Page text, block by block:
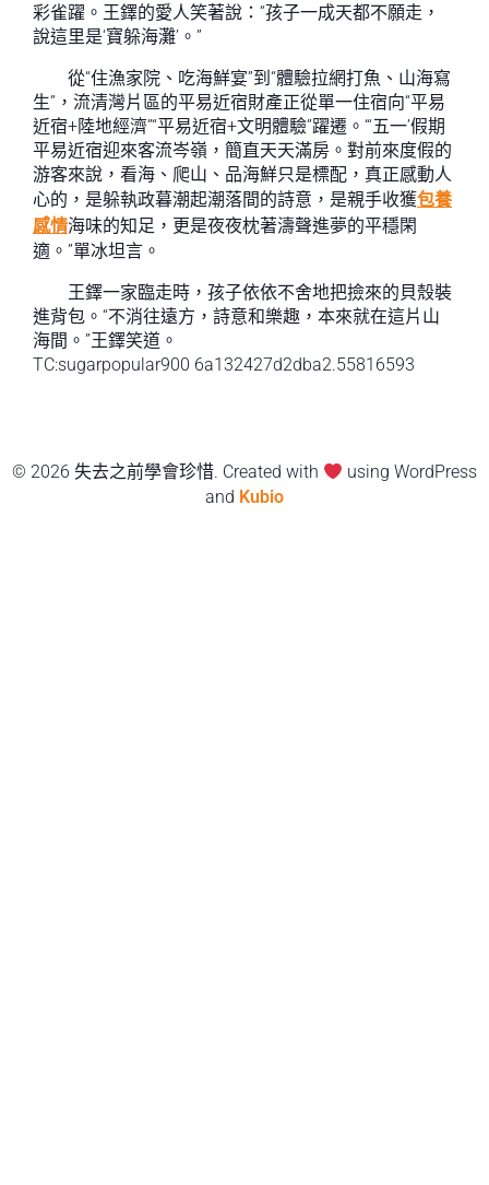
彩雀躍。王鐸的愛人笑著說：“孩子一成天都不願走，
說這里是‘寶躲海灘’。”
從“住漁家院、吃海鮮宴”到“體驗拉網打魚、山海寫
生”，流清灣片區的平易近宿財產正從單一住宿向“平易
近宿+陸地經濟”“平易近宿+文明體驗”躍遷。“‘五一’假期
平易近宿迎來客流岑嶺，簡直天天滿房。對前來度假的
游客來說，看海、爬山、品海鮮只是標配，真正感動人
心的，是躲執政暮潮起潮落間的詩意，是親手收獲包養
感情海味的知足，更是夜夜枕著濤聲進夢的平穩閑
適。”單冰坦言。
王鐸一家臨走時，孩子依依不舍地把撿來的貝殼裝
進背包。“不消往遠方，詩意和樂趣，本來就在這片山
海間。”王鐸笑道。
TC:sugarpopular900 6a132427d2dba2.55816593
© 2026 失去之前學會珍惜. Created with
using WordPress
and Kubio